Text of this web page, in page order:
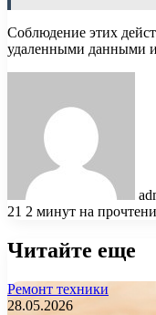
Соблюдение этих
удаленными данными
21 2 минут на
Читайте еще
Ремонт техники
28.05.2026